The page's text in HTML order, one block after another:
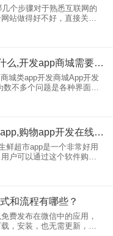
个步骤对于熟悉互联网的
站做得好不好，直接关系
比如优化、推广、运营。
好的APP软件也是非常重
制作一款app需要什么,开发app商城需要什么条件
城类app开发商城App开发
操作共享界面、地理位置
制作一款超市购物app,购物app开发在线制作
鲜超市app是一个非常好用
户可以通过这个软件购买
有人访问配送如果您对盒
下载。 盒子生鲜超
和流程有哪些？
费发布在微信中的应用，
，安装，也无需更新，它